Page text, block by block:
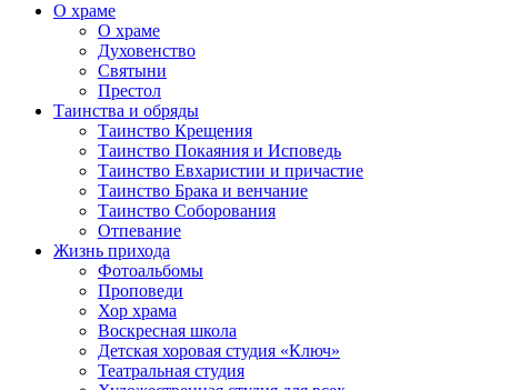
О храме
О храме
Духовенство
Святыни
Престол
Таинства и обряды
Таинство Крещения
Таинство Покаяния и Исповедь
Таинство Евхаристии и причастие
Таинство Брака и венчание
Таинство Соборования
Отпевание
Жизнь прихода
Фотоальбомы
Проповеди
Хор храма
Воскресная школа
Детская хоровая студия «Ключ»
Театральная студия